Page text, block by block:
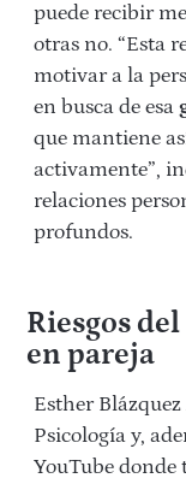
puede recibir
otras no. “Esta
motivar a la
en busca de esa
que mantiene
activamente”,
relaciones
profundos.
Riesgos
en pareja
Esther
Psicología y,
YouTube donde